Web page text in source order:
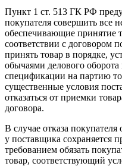
Пункт 1 ст. 513 ГК РФ
покупателя совершить все
обеспечивающие принятие
соответствии с договором
принять товар в порядке,
обычаями делового
спецификации на партию
существенные условия
отказаться от приемки
договора.
В случае отказа
у поставщика сохраняется
требованием обязать
товар, соответствующий